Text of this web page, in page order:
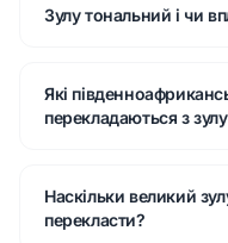
Зулу тональний і чи
Які
перекладаються з
Наскільки великий
перекласти?